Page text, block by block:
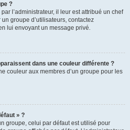
?
l’administrateur, il leur est attribué un chef
groupe d’utilisateurs, contactez
lui envoyant un message privé.
dans une couleur différente ?
couleur aux membres d’un groupe pour les
» ?
groupe, celui par défaut est utilisé pour